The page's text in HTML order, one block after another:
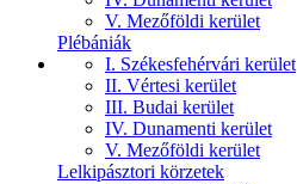
V. Mezőföldi kerület
Plébániák
I. Székesfehérvári kerület
II. Vértesi kerület
III. Budai kerület
IV. Dunamenti kerület
V. Mezőföldi kerület
Lelkipásztori körzetek